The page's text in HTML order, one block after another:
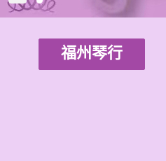
福州琴行